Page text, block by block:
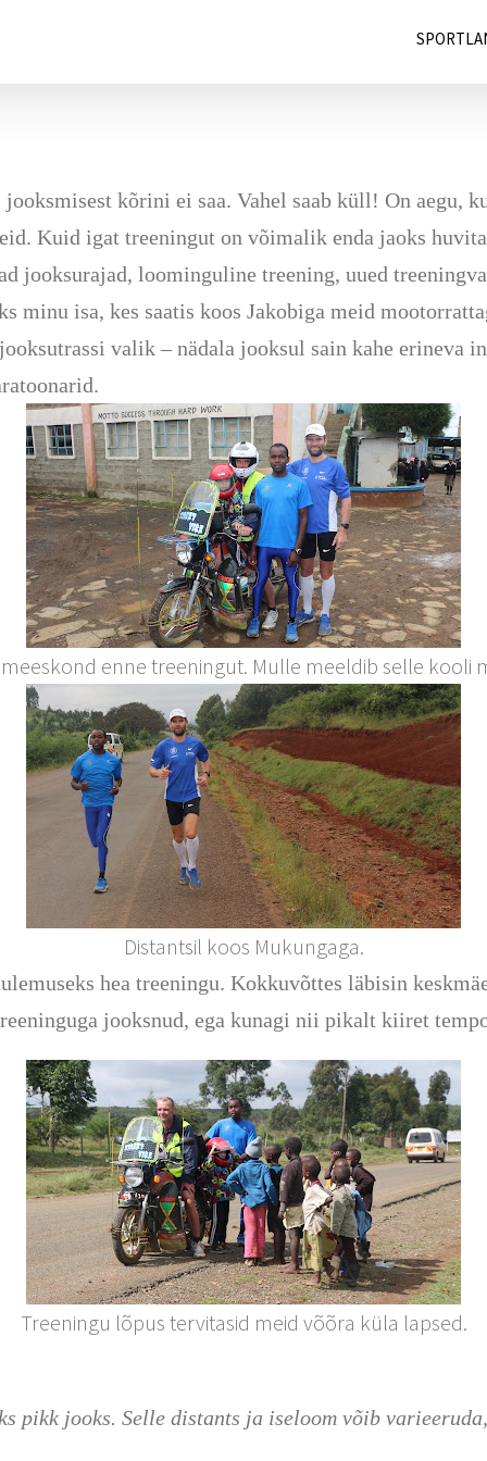
kõrini ei saa. Vahel saab küll! On aegu,
Kuid igat treeningut on võimalik enda jaoks
jooksurajad, loominguline treening, uued
minu isa, kes saatis koos Jakobiga meid
valik – nädala jooksul sain kahe erineva
enne treeningut. Mulle meeldib selle kooli
Distantsil koos Mukungaga.
hea treeningu. Kokkuvõttes läbisin
jooksnud, ega kunagi nii pikalt kiiret
Treeningu lõpus tervitasid meid võõra küla lapsed.
pikk jooks. Selle distants ja iseloom võib